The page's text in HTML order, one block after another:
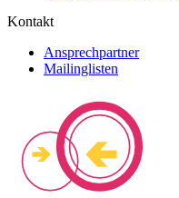
Kontakt
Ansprechpartner
Mailinglisten